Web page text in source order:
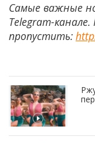
Самые важные
Telegram-
пропустить: